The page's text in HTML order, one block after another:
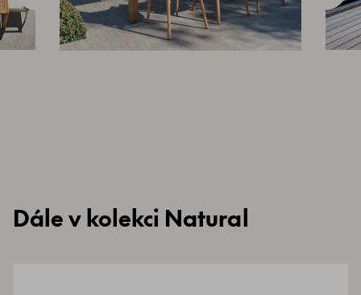
Dále v kolekci Natural